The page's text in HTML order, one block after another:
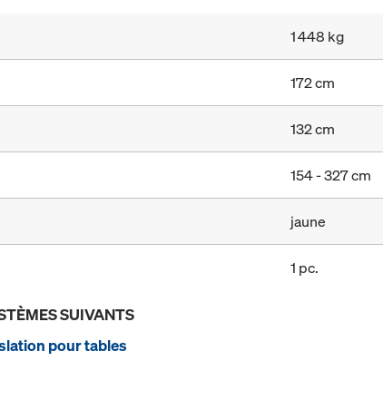
1 448 kg
172 cm
132 cm
154 - 327 cm
jaune
1 pc.
SUIVANTS
pour tables